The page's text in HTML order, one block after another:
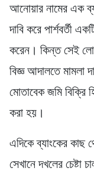
আনোয়ার নামের এক
দাবি করে পার্শবর্তী
করেন। কিন্ত সেই
বিজ্ঞ আদালতে মামলা
মোতাবেক জমি বিক্রি
করা হয়।
এদিকে ব্যাংকের কাছ
সেখানে দখলের চেষ্টা